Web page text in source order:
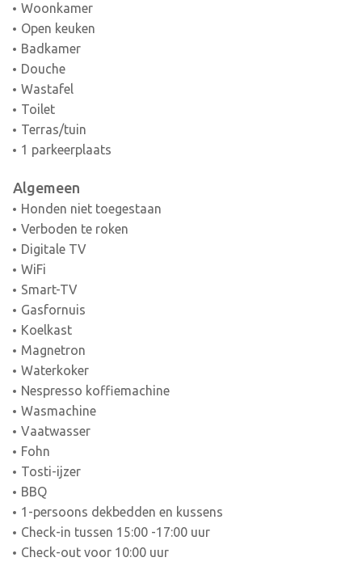
Woonkamer
Open keuken
Badkamer
Douche
Wastafel
Toilet
Terras/tuin
1 parkeerplaats
Algemeen
Honden niet toegestaan
Verboden te roken
Digitale TV
WiFi
Smart-TV
Gasfornuis
Koelkast
Magnetron
Waterkoker
Nespresso koffiemachine
Wasmachine
Vaatwasser
Fohn
Tosti-ijzer
BBQ
1-persoons dekbedden en kussens
Check-in tussen 15:00 -17:00 uur
Check-out voor 10:00 uur